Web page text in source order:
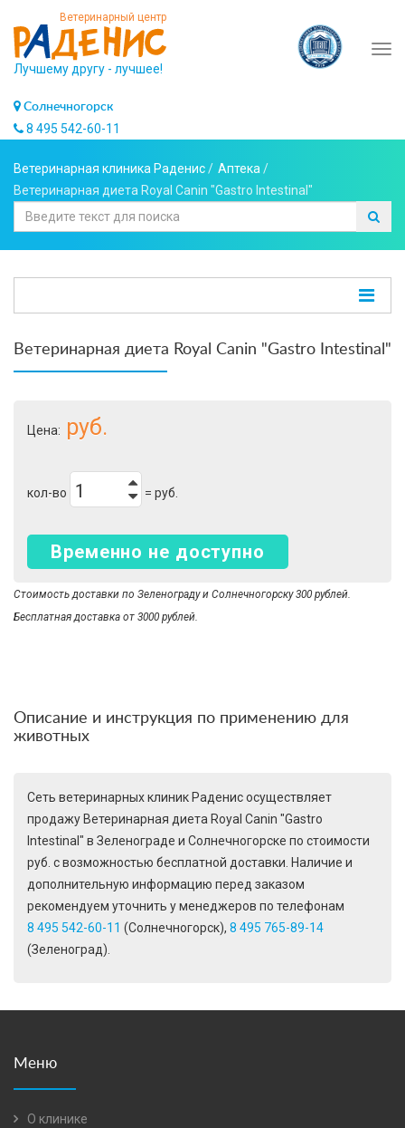
Ветеринарный центр
Лучшему другу - лучшее!
Солнечногорск
8 495 542-60-11
Ветеринарная клиника Раденис/ Аптека/
Ветеринарная диета Royal Canin "Gastro Intestinal"
Ветеринарная диета Royal Canin "Gastro Intestinal"
Цена: руб.
кол-во = руб.
Временно не доступно
Стоимость доставки по Зеленограду и Солнечногорску 300 рублей.
Бесплатная доставка от 3000 рублей.
Описание и инструкция по применению для
животных
Сеть ветеринарных клиник Раденис осуществляет
продажу Ветеринарная диета Royal Canin "Gastro
Intestinal" в Зеленограде и Солнечногорске по стоимости
руб. с возможностью бесплатной доставки. Наличие и
дополнительную информацию перед заказом
рекомендуем уточнить у менеджеров по телефонам
8 495 542-60-11 (Солнечногорск), 8 495 765-89-14
(Зеленоград).
Меню
О клинике